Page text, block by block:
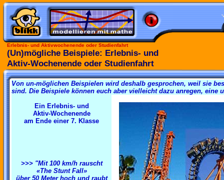
Erlebnis- und Aktivwochenende oder Studienfahrt
(Un)mögliche Beispiele: Erlebnis- und
Aktiv-Wochenende oder Studienfahrt
Von un-möglichen Beispielen wird deshalb gesprochen, weil sie
sind. Die Beispiele können euch aber vielleicht dazu anregen, eine
Ein Erlebnis- und
Aktiv-Wochenende
am Ende einer 7. Klasse
>>> "Mit 100 km/h rauscht
«The Stunt Fall»
über 50 Meter hoch und raubt